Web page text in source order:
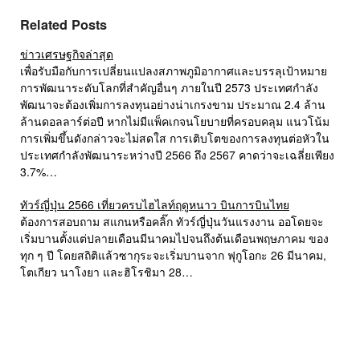
Related Posts
ข่าวเศรษฐกิจล่าสุด
เพื่อรับมือกับการเปลี่ยนแปลงสภาพภูมิอากาศและบรรลุเป้าหมาย
การพัฒนาระดับโลกที่สำคัญอื่นๆ ภายในปี 2573 ประเทศกำลัง
พัฒนาจะต้องเพิ่มการลงทุนอย่างน่าเกรงขาม ประมาณ 2.4 ล้าน
ล้านดอลลาร์ต่อปี หากไม่มีแพ็คเกจนโยบายที่ครอบคลุม แนวโน้ม
การเพิ่มขึ้นดังกล่าวจะไม่สดใส การเติบโตของการลงทุนต่อหัวใน
ประเทศกำลังพัฒนาระหว่างปี 2566 ถึง 2567 คาดว่าจะเฉลี่ยเพียง
3.7%…
ทัวร์ญี่ปุ่น 2566 เที่ยวครบไฮไลท์ฤดูหนาว บินการบินไทย
ต้องการสอบถาม สแกนหรือคลิ๊ก ทัวร์ญี่ปุ่นวันแรงงาน ออโดยจะ
เริ่มบานตั้งแต่ปลายเดือนมีนาคมไปจนถึงต้นเดือนพฤษภาคม ของ
ทุก ๆ ปี โดยสถิติแล้วซากุระจะเริ่มบานจาก ฟุกูโอกะ 26 มีนาคม,
โตเกียว นาโงยา และฮิโรชิมา 28…